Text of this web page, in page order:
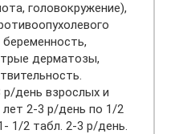
головокружение),
дерматозы,
день взрослых и
2-3 р/день по 1/2
1/2 табл. 2-3 р/день.